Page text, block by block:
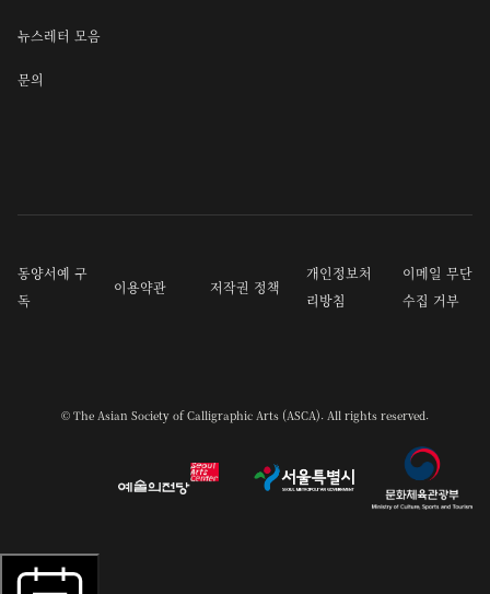
뉴스레터 모음
문의
동양서예 구
독
이용약관 저작권 정책
개인정보처
리방침
이메일 무단
수집 거부
© The Asian Society of Calligraphic Arts (ASCA). All rights reserved.